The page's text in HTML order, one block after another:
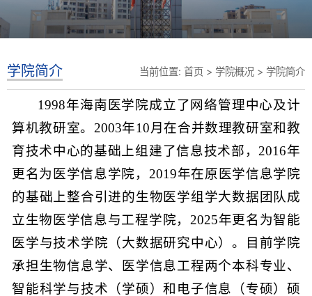
当前位置: 首页 > 学院概况 > 学院简介
学院简介
1998年海南医学院成立了网络管理中心及计
算机教研室。2003年10月在合并数理教研室和教
育技术中心的基础上组建了信息技术部，2016年
更名为医学信息学院，2019年在原医学信息学院
的基础上整合引进的生物医学组学大数据团队成
立生物医学信息与工程学院，2025年更名为智能
医学与技术学院（大数据研究中心）。目前学院
承担生物信息学、医学信息工程两个本科专业、
智能科学与技术（学硕）和电子信息（专硕）硕